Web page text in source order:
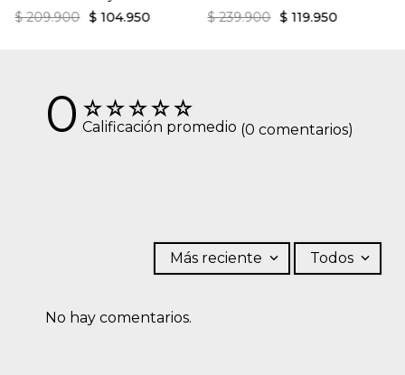
$ 209.900 $ 104.950
$ 239.900 $ 119.950
☆☆☆☆☆
0 Calificación promedio (0 comentarios)
Más reciente Todos
No hay comentarios.